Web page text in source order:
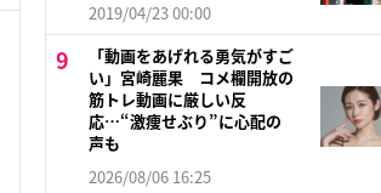
2019/04/23 00:00
「動画をあげれる勇気がすご
い」宮崎麗果 コメ欄開放の
筋トレ動画に厳しい反
応…“激痩せぶり”に心配の
声も
2026/08/06 16:25